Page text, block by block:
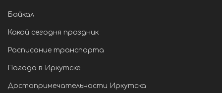
Байкал
Какой сегодня праздник
Расписание транспорта
Погода в Иркутске
Достопримечательности Иркутска